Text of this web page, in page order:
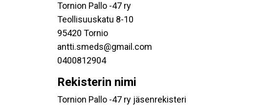
Tornion Pallo -47 ry
Teollisuuskatu 8-10
95420 Tornio
antti.smeds@gmail.com
0400812904
Rekisterin nimi
Tornion Pallo -47 ry jäsenrekisteri